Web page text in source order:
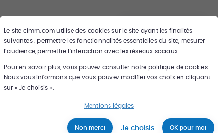
Le site cimm.comutilise des cookies sur le site ayant les finalités
suivantes : permettre les fonctionnalités essentielles du site, mesurer
l’audience, permettre l'interaction avec les réseaux sociaux.
Pour en savoir plus, vous pouvez consulter notre politique de cookies.
Nous vous informons que vous pouvez modifier vos choix en cliquant
sur « Je choisis ».
Mentions légales
Non merci Je choisis OK pour moi
Trouver un bien Estimer votre bien